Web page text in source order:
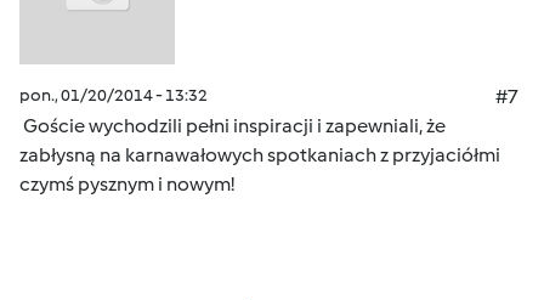
pon., 01/20/2014 - 13:32
#7
Goście wychodzili pełni inspiracji i zapewniali, że
zabłysną na karnawałowych spotkaniach z przyjaciółmi
czymś pysznym i nowym!